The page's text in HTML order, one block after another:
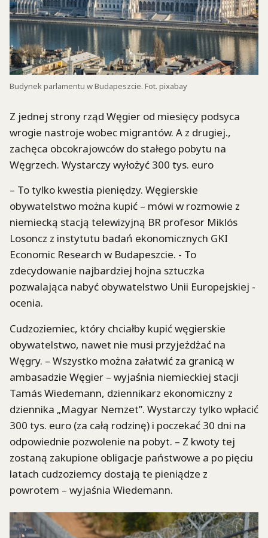
Budynek parlamentu w Budapeszcie. Fot. pixabay
Z jednej strony rząd Węgier od miesięcy podsyca
wrogie nastroje wobec migrantów. A z drugiej.,
zachęca obcokrajowców do stałego pobytu na
Węgrzech. Wystarczy wyłożyć 300 tys. euro
– To tylko kwestia pieniędzy. Węgierskie
obywatelstwo można kupić – mówi w rozmowie z
niemiecką stacją telewizyjną BR profesor Miklós
Losoncz z instytutu badań ekonomicznych GKI
Economic Research w Budapeszcie. - To
zdecydowanie najbardziej hojna sztuczka
pozwalająca nabyć obywatelstwo Unii Europejskiej -
ocenia.
Cudzoziemiec, który chciałby kupić węgierskie
obywatelstwo, nawet nie musi przyjeżdżać na
Węgry. – Wszystko można załatwić za granicą w
ambasadzie Węgier – wyjaśnia niemieckiej stacji
Tamás Wiedemann, dziennikarz ekonomiczny z
dziennika „Magyar Nemzet”. Wystarczy tylko wpłacić
300 tys. euro (za całą rodzinę) i poczekać 30 dni na
odpowiednie pozwolenie na pobyt. – Z kwoty tej
zostaną zakupione obligacje państwowe a po pięciu
latach cudzoziemcy dostają te pieniądze z
powrotem – wyjaśnia Wiedemann.